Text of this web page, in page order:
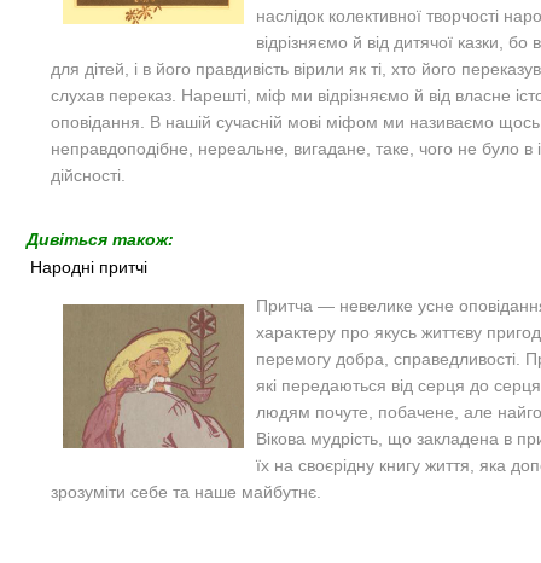
наслідок колективної творчості
відрізняємо й від дитячої казки, бо
для дітей, і в його правдивість вірили як ті, хто його
слухав переказ. Нарешті, міф ми відрізняємо й від власне
оповідання. В нашій сучасній мові міфом ми називаємо щось
неправдоподібне, нереальне, вигадане, таке, чого не було в
дійсності.
Дивіться також:
Народні притчі
Притча — невелике усне
характеру про якусь життєву
перемогу добра, cправедливості.
які передаються від серця до
людям почуте, побачене, але
Вікова мудрість, що закладена в
їх на своєрідну книгу життя, яка
зрозуміти себе та наше майбутнє.